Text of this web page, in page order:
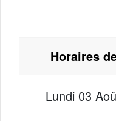
Horaires
Lundi 03